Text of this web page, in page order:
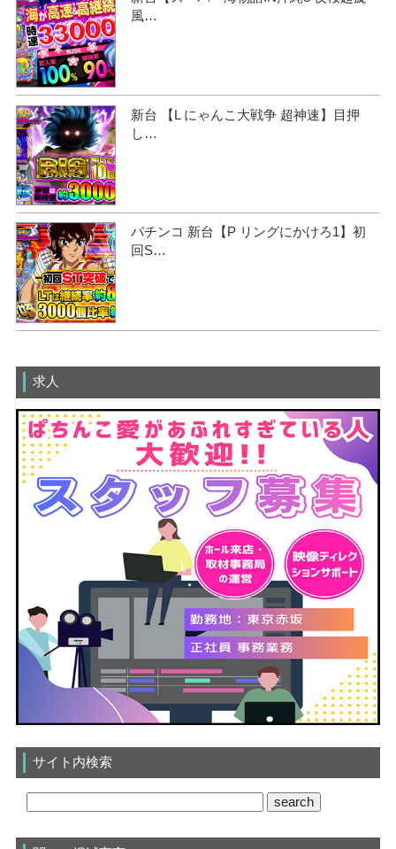
風…
新台 【L にゃんこ大戦争 超神速】目押
し…
パチンコ 新台【P リングにかけろ1】初
回S…
求人
サイト内検索